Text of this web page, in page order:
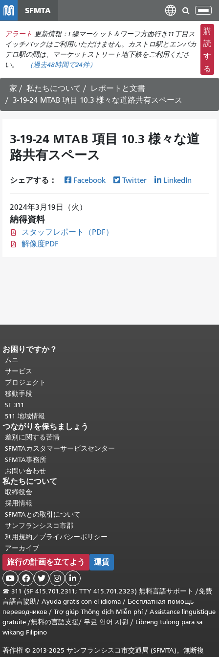
ン
コ
ン
ン
ツ
に
移
SFMTA
ナ
ビ
ゲ
ー
シ
ョ
切
替
え
アラート 更新情報：F線マーケット＆ワーフ方面行き11丁目ス
イッチバックはご利用いただけません。カストロ駅とエンバカ
デロ駅の間は、マーケットストリート地下鉄をご利用くださ
い。
（過去48時間で24件）
購
読
す
る
家 私たちについて
レポートと文書
3-19-24 MTAB 項目 10.3 様々な道路共有スペース
3-19-24 MTAB 項目 10.3 様々な道
路共有スペース
シェアする： Facebook Twitter LinkedIn
2024年3月19日（火）
納得資料
スタッフレポート（PDF）
解像度PDF
ページコンテンツの終わり。
ジの残りの部分はすべてのページで繰
り返されます。
頭に戻る。
お困りですか？
ムニ
サービス
プロジェクト
移動手段
SF 311
511 地域情報
つながりを保ちましょう
差別に関する苦情
SFMTAカスタマーサービスセンター
SFMTA事務所
お問い合わせ
私たちについて
取締役会
採用情報
SFMTAとの取引について
サンフランシスコ市郡
利用規約／プライバシーポリシー
アーカイブ
旅行の計画を立てよう 運賃
    
☎ 311 (SF 415.701.2311; TTY 415.701.2323) 無料言語サポート /免費
言語言協助/ Ayuda gratis con el idioma / Бесплатная помощь
переводчиков / Trợ giúp Thông dịch Miễn phí/ Assistance linguistique
gratuite /無料の言語支援/ 무료 언어 지원 / Libreng tulong para sa
wikang Filipino
著作権 © 2013-2025 サンフランシスコ市交通局 (SFMTA)。無断複